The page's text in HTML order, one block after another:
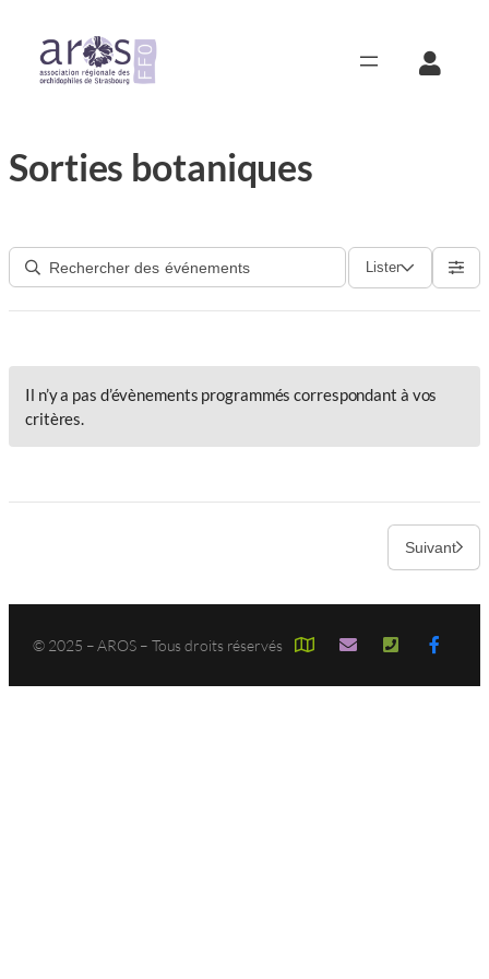
contenu
Sorties botaniques
Lister
Il n’y a pas d’évènements programmés correspondant à vos
critères.
Suivant
© 2025 – AROS – Tous droits réservés